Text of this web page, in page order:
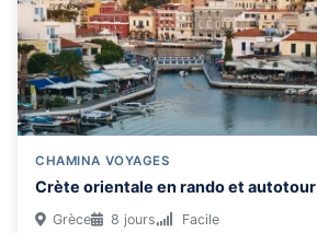
CHAMINA VOYAGES
Crète orientale en rando et autotour
Grèce 8 jours Facile